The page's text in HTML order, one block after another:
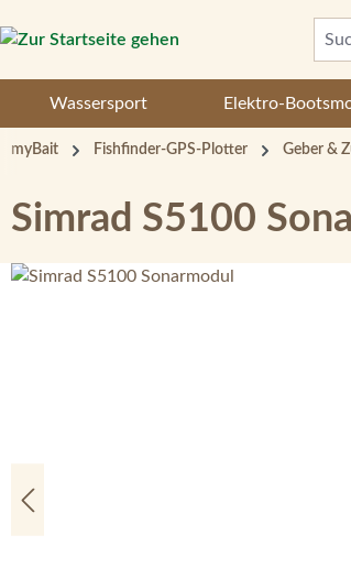
Hauptinhalt springen
Zur Suche springen
Wassersport Elektro-
myBait Fishfinder-GPS-Plotter Geber &
Simrad S5100
Bildergalerie überspringen